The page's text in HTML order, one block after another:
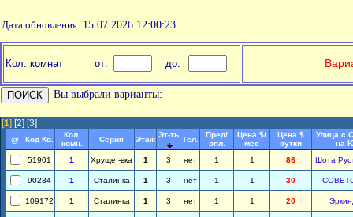
Дата обновления: 15.07.2026 12:00:23
Кол. комнат от: до:
Вы выбрали варианты:
[1] [2] [3]
@ Код Кв.
Кол.
комн.
Серия Этаж
Эт-ть
Тел.
Пред/
опл.
Цена $/
мес
Цена $
сутки
Улица с
на
51901
1 Хруще -вка 1 3 нет 1 1 86 Шота
90234 1 Сталинка 1 3 нет 1 1 30
109172 1 Сталинка 1 3 нет 1 1 20